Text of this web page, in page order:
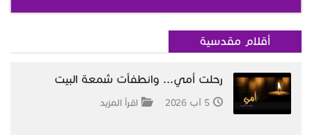
أقلام مقدسية
رحلت أمي... وانطفأت شمعة البيت
5 آب 2026 اقرأ المزيد